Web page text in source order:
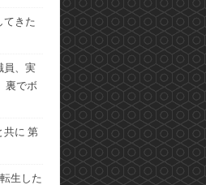
てきた
員、実
裏でボ
共に 第
生した